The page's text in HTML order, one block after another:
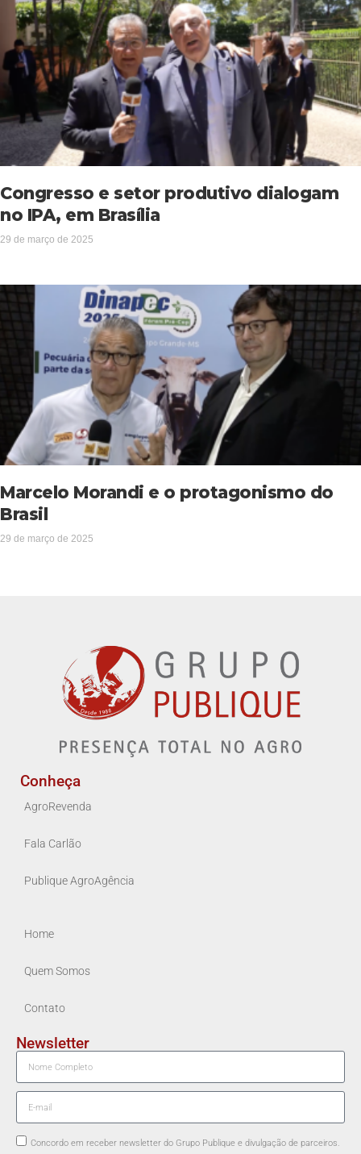
Congresso e setor produtivo dialogam
no IPA, em Brasília
29 de março de 2025
Marcelo Morandi e o protagonismo do
Brasil
29 de março de 2025
Conheça
AgroRevenda
Fala Carlão
Publique AgroAgência
Home
Quem Somos
Contato
Newsletter
Concordo em receber newsletter do Grupo Publique e divulgação de parceiros.